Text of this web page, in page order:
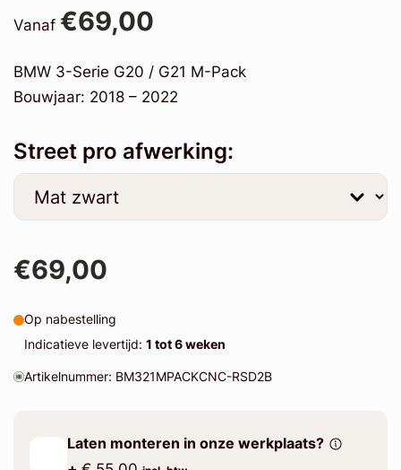
Vanaf €69,00
BMW 3-Serie G20 / G21 M-Pack
Bouwjaar: 2018 – 2022
Street pro afwerking:
€69,00
Op nabestelling
Indicatieve levertijd: 1 tot 6 weken
Artikelnummer: BM321MPACKCNC-RSD2B
Laten monteren in onze werkplaats?